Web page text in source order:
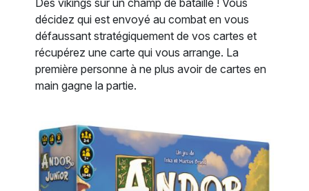
Des vikings sur un champ de bataille ! Vous
décidez qui est envoyé au combat en vous
défaussant stratégiquement de vos cartes et
récupérez une carte qui vous arrange. La
première personne à ne plus avoir de cartes en
main gagne la partie.